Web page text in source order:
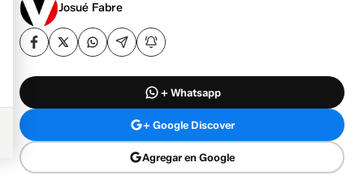
Josué Fabre
+ Whatsapp
+ Google Discover
Agregar en Google